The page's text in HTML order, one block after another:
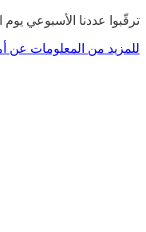
ترقّبوا عددنا الأسبوعي
للمزيد من المعلومات عن